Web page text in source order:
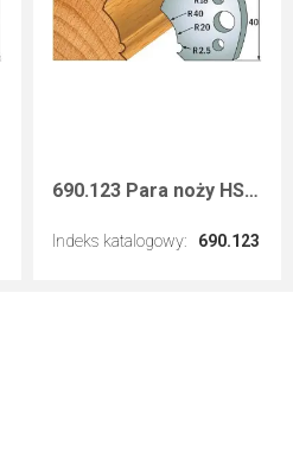
690.123 Para noży HSS 40x4 mm
Indeks katalogowy: 690.123